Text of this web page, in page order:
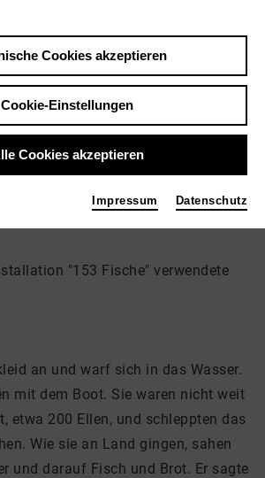
| 33 min.
"153 Fische" verwendete
an und warf sich in das Wasser.
mit dem Boot. Sie waren nicht weit
etwa 200 Ellen, und schleppten das
Wie sie an Land gingen, sahen
und darauf Fisch und Brot. Er sagte
Cookies akzeptieren
Cookie-Einstellungen
Cookies akzeptieren
Impressum Datenschutz